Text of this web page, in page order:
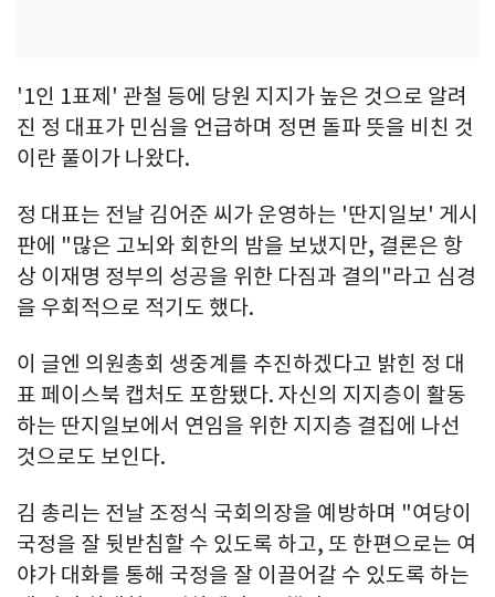
'1인 1표제' 관철 등에 당원 지지가 높은 것으로 알려
진 정 대표가 민심을 언급하며 정면 돌파 뜻을 비친 것
이란 풀이가 나왔다.
정 대표는 전날 김어준 씨가 운영하는 '딴지일보' 게시
판에 "많은 고뇌와 회한의 밤을 보냈지만, 결론은 항
상 이재명 정부의 성공을 위한 다짐과 결의"라고 심경
을 우회적으로 적기도 했다.
이 글엔 의원총회 생중계를 추진하겠다고 밝힌 정 대
표 페이스북 캡처도 포함됐다. 자신의 지지층이 활동
하는 딴지일보에서 연임을 위한 지지층 결집에 나선
것으로도 보인다.
김 총리는 전날 조정식 국회의장을 예방하며 "여당이
국정을 잘 뒷받침할 수 있도록 하고, 또 한편으로는 여
야가 대화를 통해 국정을 잘 이끌어갈 수 있도록 하는